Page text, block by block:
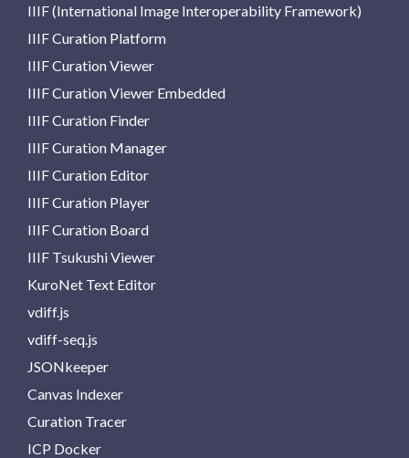
IIIF (International Image Interoperability Framework)
IIIF Curation Platform
IIIF Curation Viewer
IIIF Curation Viewer Embedded
IIIF Curation Finder
IIIF Curation Manager
IIIF Curation Editor
IIIF Curation Player
IIIF Curation Board
IIIF Tsukushi Viewer
KuroNet Text Editor
vdiff.js
vdiff-seq.js
JSONkeeper
Canvas Indexer
Curation Tracer
ICP Docker